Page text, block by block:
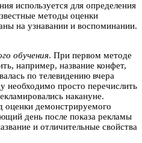
используется для определения
методы оценки
на узнавании и воспоминании.
обучения. При первом методе
например, название конфет,
по телевидению вчера
необходимо просто перечислить
накануне.
оценки демонстрируемого
день после показа рекламы
и отличительные свойства